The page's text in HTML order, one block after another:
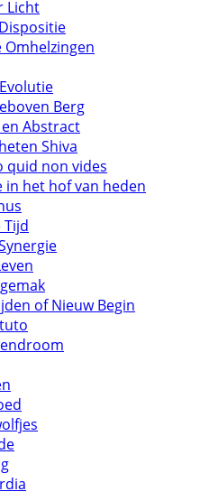
Licht
Omhelzingen
Berg
Abstract
Shiva
quid non vides
in het hof van heden
Tijd
of Nieuw Begin